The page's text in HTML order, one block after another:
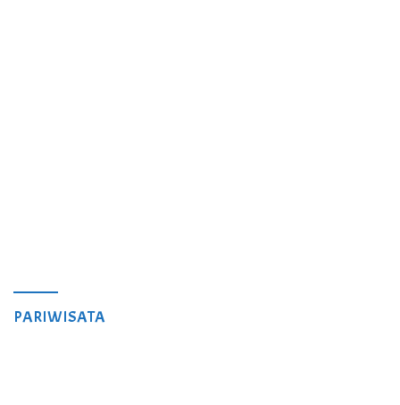
PARIWISATA